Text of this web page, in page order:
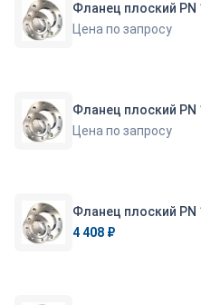
Фланец плоский PN
Цена по запросу
Фланец плоский PN
Цена по запросу
Фланец плоский PN
4 408 ₽